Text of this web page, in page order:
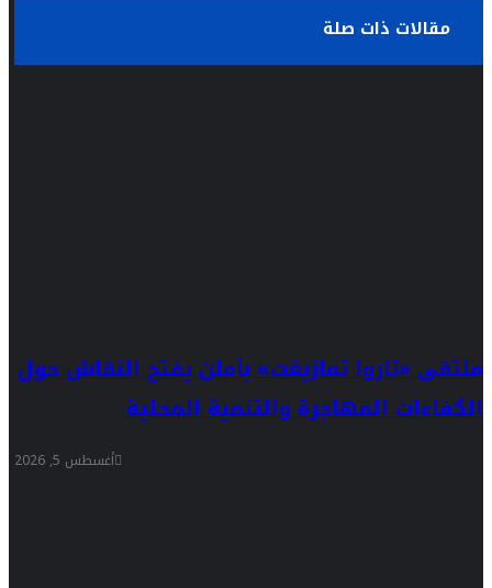
مقالات ذات صلة
ملتقى «تاروا تمازيغت» بأملن يفتح النقاش حول
الكفاءات المهاجرة والتنمية المحلية
أغسطس 5, 2026